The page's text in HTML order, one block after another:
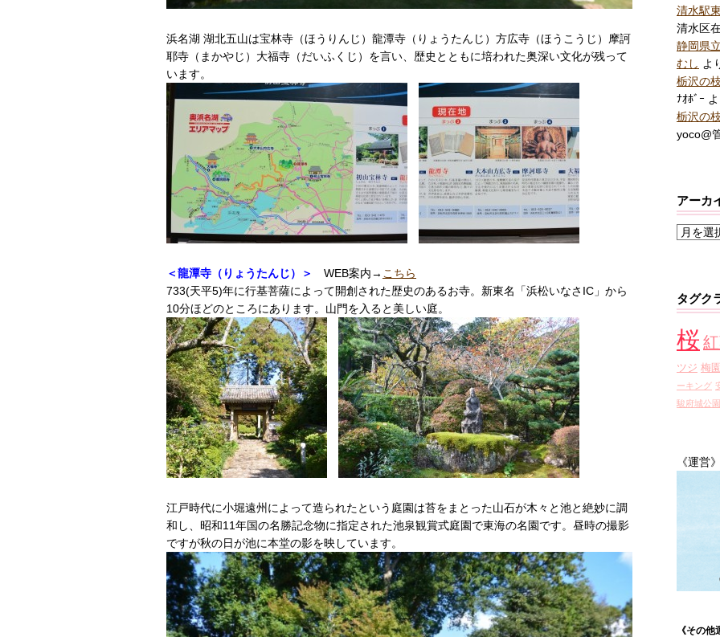
浜名湖 湖北五山は宝林寺（ほうりんじ）龍潭寺（りょうたんじ）方広寺（ほうこうじ）摩訶
耶寺（まかやじ）大福寺（だいふくじ）を言い、歴史とともに培われた奥深い文化が残って
います。
＜龍潭寺（りょうたんじ）＞ WEB案内→ こちら
733(天平5)年に行基菩薩によって開創された歴史のあるお寺。新東名「浜松いなさIC」から
10分ほどのところにあります。山門を入ると美しい庭。
江戸時代に小堀遠州によって造られたという庭園は苔をまとった山石が木々と池と絶妙に調
和し、昭和11年国の名勝記念物に指定された池泉観賞式庭園で東海の名園です。昼時の撮影
ですが秋の日が池に本堂の影を映しています。
清水駅
清水区
静岡県
むし よ
栃沢の
ﾅｵﾎﾞｰ
栃沢の
yoco@
アーカ
ア
ブ
タグク
桜
ツジ 梅
ーキング
駿府城公園
《運営
《その